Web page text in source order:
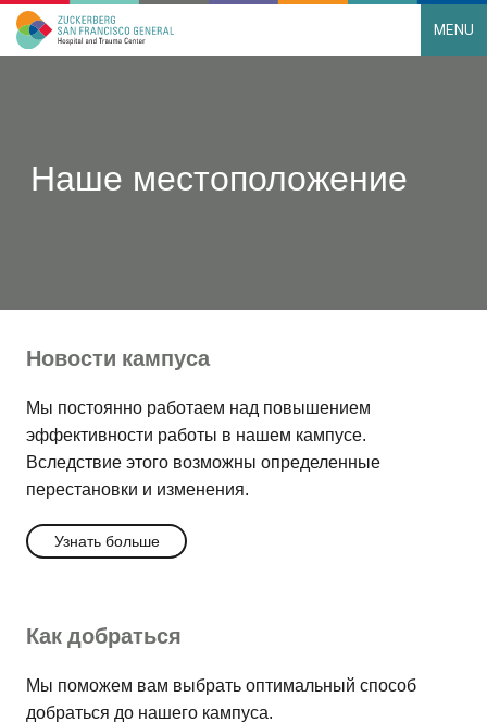
Main Navigation MENU
Наше местоположение
Новости кампуса
Мы постоянно работаем над повышением
эффективности работы в нашем кампусе.
Вследствие этого возможны определенные
перестановки и изменения.
Узнать больше
Как добраться
Мы поможем вам выбрать оптимальный способ
добраться до нашего кампуса.